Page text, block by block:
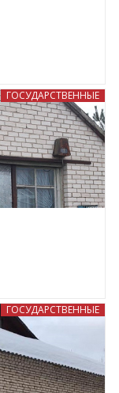
ГОСУДАРСТВЕННЫЕ
ГОСУДАРСТВЕННЫЕ